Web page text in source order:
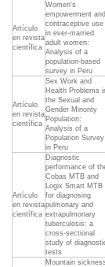
Artículo
en revista
científica
Women's
empowerment and
contraceptive use
in ever-married
adult women:
Analysis of a
population-based
survey in Peru
Artículo
en revista
científica
Sex Work and
Health Problems
the Sexual and
Gender Minority
Population:
Analysis of a
Population Survey
in Peru
Artículo
en revista
científica
Diagnostic
performance of
Cobas MTB and
Logix Smart MTB
for diagnosing
pulmonary and
extrapulmonary
tuberculosis: a
cross-sectional
study of
tests
Mountain sickness